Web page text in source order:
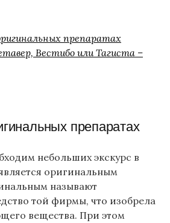
препаратах
Вестибо или Тагиста –
препаратах
небольших экскурс в
оригинальным
называют
той фирмы, что изобрела
вещества. При этом